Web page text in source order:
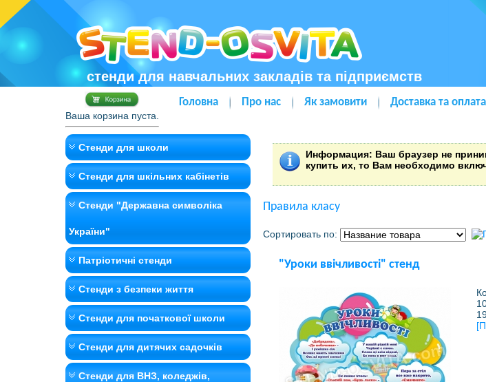
стенди для навчальних закладів та підприємств
Ваша корзина пуста.
Головна Про нас Як замовити Доставка та оплата
Стенди для школи
Стенди для шкільних кабінетів
Стенди "Державна символіка
України"
Патріотичні стенди
Стенди з безпеки життя
Стенди для початкової школи
Стенди для дитячих садочків
Стенди для ВНЗ, коледжів,
Информация: Ваш браузер не
купить их, то Вам необходимо
Правила класу
Сортировать по:
"Уроки ввічливості" стенд